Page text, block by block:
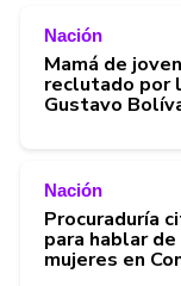
Nación
Mamá de
reclutado por
Gustavo
Nación
Procuraduría
para hablar
mujeres en